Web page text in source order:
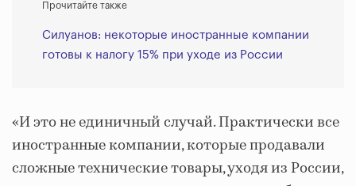
Прочитайте также
Силуанов: некоторые иностранные компании
готовы к налогу 15% при уходе из России
«И это не единичный случай. Практически все
иностранные компании, которые продавали
сложные технические товары, уходя из России,